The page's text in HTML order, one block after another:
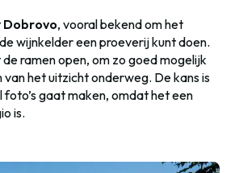
Dobrovo, vooral bekend om het
wijnkelder een proeverij kunt doen.
ramen open, om zo goed mogelijk
van het uitzicht onderweg. De kans is
gaat maken, omdat het een
is.